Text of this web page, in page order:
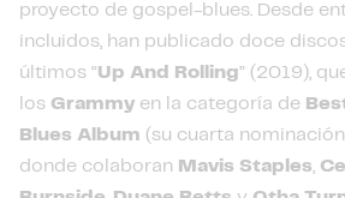
proyecto de gospel-blues. Desde
incluidos, han publicado doce
últimos “Up And Rolling” (2019),
los Grammy en la categoría de
Blues Album (su cuarta
donde colaboran Mavis Staples,